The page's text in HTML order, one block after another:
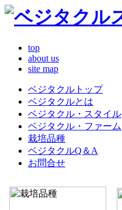
top
about us
site map
ベジタクルトップ
ベジタクルとは
ベジタクル・スタイル
ベジタクル・ファーム
栽培品種
ベジタクルQ＆A
お問合せ